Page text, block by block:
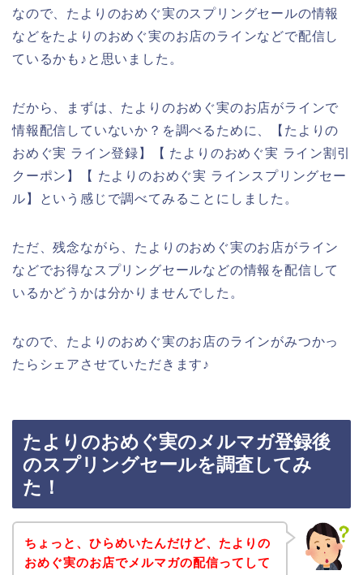
なので、たよりのおめぐ実のスプリングセールの情報
などをたよりのおめぐ実のお店のラインなどで配信し
ているかも♪と思いました。
だから、まずは、たよりのおめぐ実のお店がラインで
情報配信していないか？を調べるために、【たよりの
おめぐ実 ライン登録】【 たよりのおめぐ実 ライン割引
クーポン】【 たよりのおめぐ実 ラインスプリングセー
ル】という感じで調べてみることにしました。
ただ、残念ながら、たよりのおめぐ実のお店がライン
などでお得なスプリングセールなどの情報を配信して
いるかどうかは分かりませんでした。
なので、たよりのおめぐ実のお店のラインがみつかっ
たらシェアさせていただきます♪
たよりのおめぐ実のメルマガ登録後
のスプリングセールを調査してみ
た！
ちょっと、ひらめいたんだけど、たよりの
おめぐ実のお店でメルマガの配信ってして